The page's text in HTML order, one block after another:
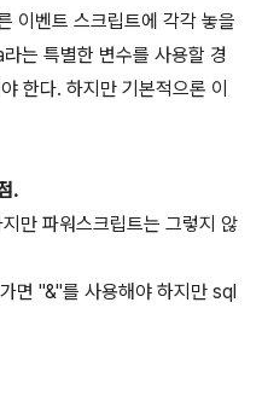
이벤트 스크립트에 각각 놓을
는 특별한 변수를 사용할 경
한다. 하지만 기본적으론 이
.
만 파워스크립트는 그렇지 않
면 "&"를 사용해야 하지만 sql